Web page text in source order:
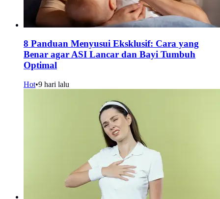
8 Panduan Menyusui Eksklusif: Cara yang
Benar agar ASI Lancar dan Bayi Tumbuh
Optimal
Hot•9 hari lalu